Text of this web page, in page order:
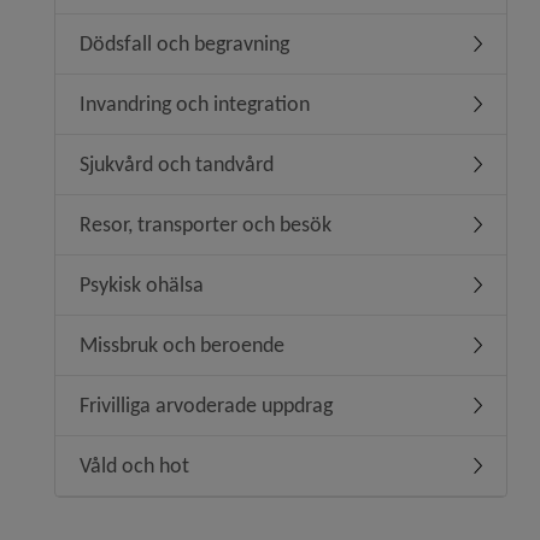
Dödsfall och begravning
Invandring och integration
Sjukvård och tandvård
Resor, transporter och besök
Psykisk ohälsa
Missbruk och beroende
Frivilliga arvoderade uppdrag
Våld och hot